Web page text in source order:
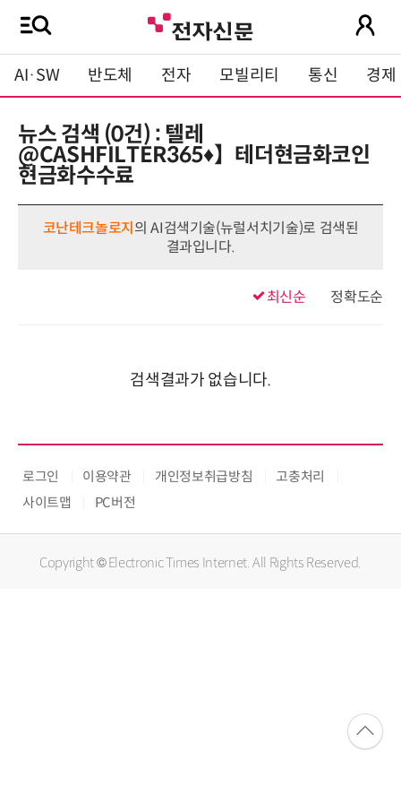
AI·SW 반도체 전자 모빌리티 통신 경제
뉴스 검색 (0건) : 텔레
@CASHFILTER365♦】테더현금화코인
현금화수수료
코난테크놀로지 의 AI검색기술(뉴럴서치기술)로 검색된
결과입니다.
최신순 정확도순
검색결과가 없습니다.
로그인 이용약관 개인정보취급방침
고충처리
사이트맵
PC버전
Copyright © Electronic Times Internet. All Rights Reserved.